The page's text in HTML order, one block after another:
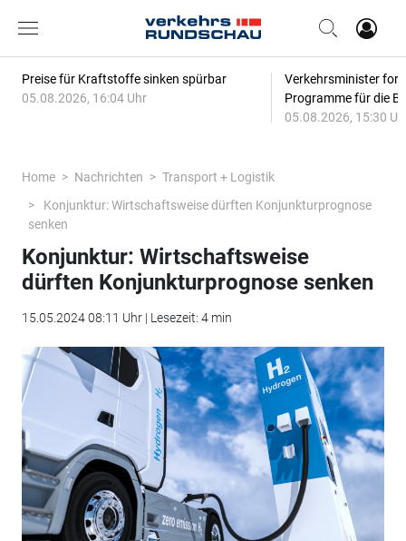
Preise für Kraftstoffe sinken spürbar
05.08.2026, 16:04 Uhr
Verkehrsminister
Programme für die
05.08.2026, 15:30
Home Nachrichten
Transport + Logistik
Konjunktur: Wirtschaftsweise dürften Konjunkturprognose
senken
Konjunktur: Wirtschaftsweise
dürften Konjunkturprognose senken
15.05.2024 08:11 Uhr | Lesezeit: 4 min